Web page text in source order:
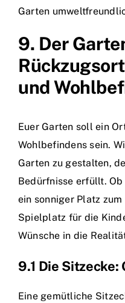
Garten
9. Der
und
Euer Garten soll ein
Wohlbefindens sein.
Garten zu gestalten,
Bedürfnisse erfüllt.
ein sonniger Platz
Spielplatz für die
Wünsche in die
9.1 Die
Eine gemütliche